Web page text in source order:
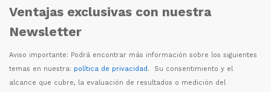
Ventajas exclusivas con nuestra
Newsletter
Aviso importante: Podrá encontrar más información sobre los siguientes
temas en nuestra: política de privacidad. Su consentimiento y el
alcance que cubre, la evaluación de resultados o medición del